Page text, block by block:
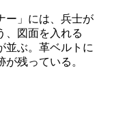
ー」には、兵士が
、図面を入れる
並ぶ。革ベルトに
残っている。